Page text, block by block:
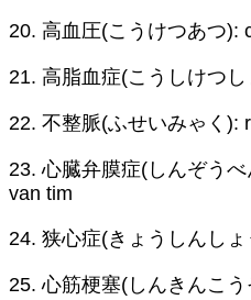
20. 高血圧(こうけつあつ):
21. 高脂血症(こうしけつ
22. 不整脈(ふせいみゃく):
23. 心臓弁膜症(しんぞう
van tim
24. 狭心症(きょうしんし
25. 心筋梗塞(しんきんこ